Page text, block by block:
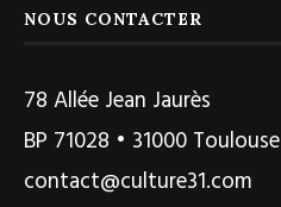
NOUS CONTACTER
78 Allée Jean Jaurès
BP 71028 • 31000 Toulouse
contact@culture31.com